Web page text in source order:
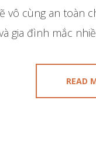
vô cùng an toàn
gia đình mắc
READ